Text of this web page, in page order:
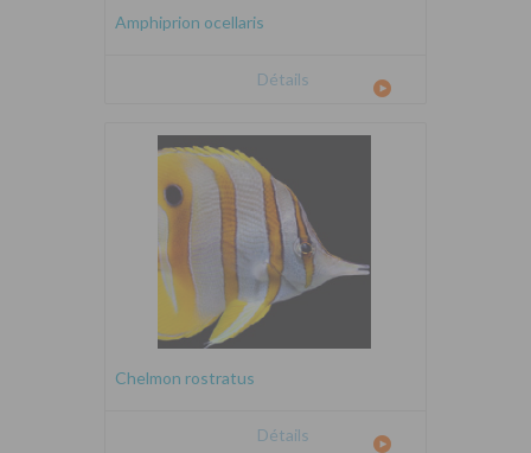
Amphiprion ocellaris
Détails
Chelmon rostratus
Détails